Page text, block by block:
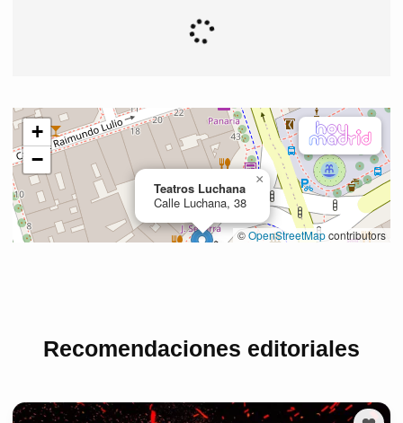
Recomendaciones editoriales